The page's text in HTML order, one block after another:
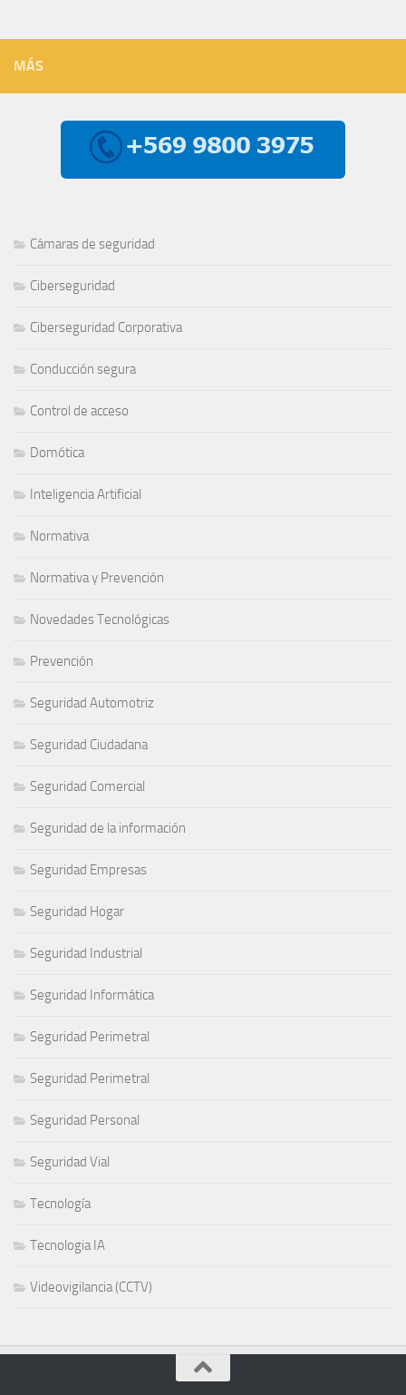
MÁS
Cámaras de seguridad
Ciberseguridad
Ciberseguridad Corporativa
Conducción segura
Control de acceso
Domótica
Inteligencia Artificial
Normativa
Normativa y Prevención
Novedades Tecnológicas
Prevención
Seguridad Automotriz
Seguridad Ciudadana
Seguridad Comercial
Seguridad de la información
Seguridad Empresas
Seguridad Hogar
Seguridad Industrial
Seguridad Informática
Seguridad Perimetral
Seguridad Perimetral
Seguridad Personal
Seguridad Vial
Tecnología
Tecnologia IA
Videovigilancia (CCTV)